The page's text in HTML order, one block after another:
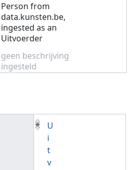
Person from
data.kunsten.be,
ingested as an
Uitvoerder
geen beschrijving
ingesteld
U
i
t
v